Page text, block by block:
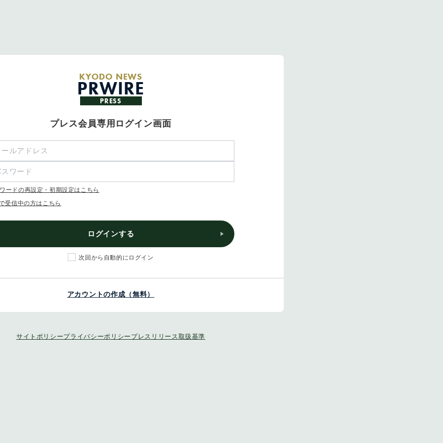
KYODO NEWS
PRWIRE
PRESS
プレス会員専用ログイン画面
ードの再設定・初期設定はこちら
受信中の方はこちら
ログインする
次回から自動的にログイン
アカウントの作成（無料）
サイトポリシープライバシーポリシー プレスリリース取扱基準